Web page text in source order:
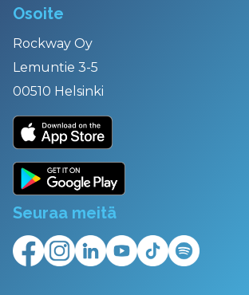
Osoite
Rockway Oy
Lemuntie 3-5
00510 Helsinki
Seuraa meitä